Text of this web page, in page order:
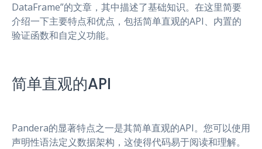
DataFrame”的文章，其中描述了基础知识。在这里简要
介绍一下主要特点和优点，包括简单直观的API、内置的
验证函数和自定义功能。
简单直观的API
Pandera的显著特点之一是其简单直观的API。您可以使用
声明性语法定义数据架构，这使得代码易于阅读和理解。